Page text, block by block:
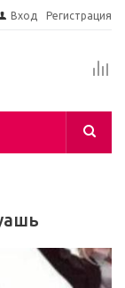
Вход Регистрация